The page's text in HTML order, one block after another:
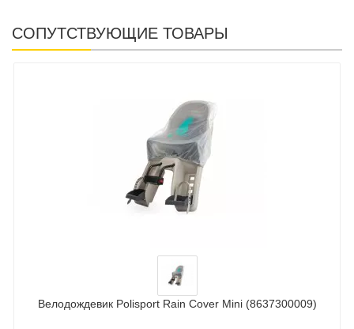
СОПУТСТВУЮЩИЕ ТОВАРЫ
Велодождевик Polisport Rain Cover Mini (8637300009)